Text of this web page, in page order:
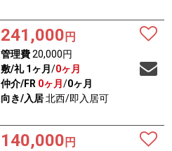
241,000 円
管理費20,000円
敷/礼 1ヶ月 /0ヶ月
仲介/FR 0ヶ月 /0ヶ月
向き/入居北西/即入居可
140,000 円